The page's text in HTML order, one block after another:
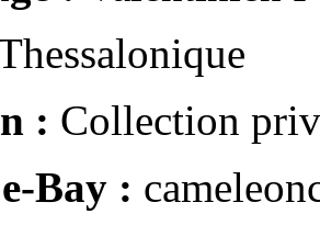
: Collection
Bay :